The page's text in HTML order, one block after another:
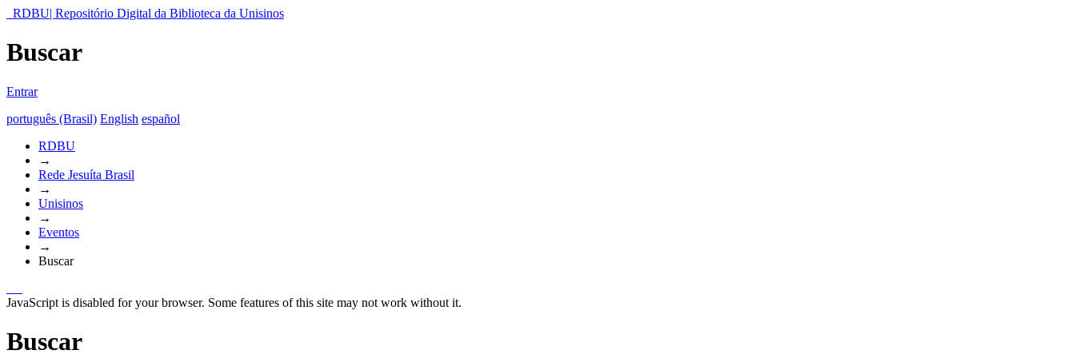
RDBU| Repositório Digital da Biblioteca da Unisinos
Buscar
Entrar
português (Brasil) English español
RDBU
→
Rede Jesuíta Brasil
→
Unisinos
→
Eventos
→
Buscar
JavaScript is disabled for your browser. Some features of this site may not work without it.
Buscar